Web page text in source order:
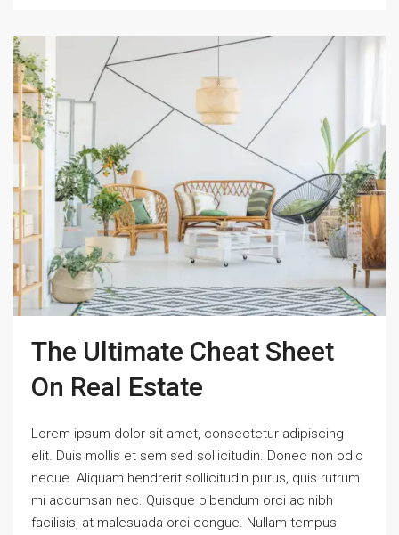
The Ultimate Cheat Sheet
On Real Estate
Lorem ipsum dolor sit amet, consectetur adipiscing
elit. Duis mollis et sem sed sollicitudin. Donec non odio
neque. Aliquam hendrerit sollicitudin purus, quis rutrum
mi accumsan nec. Quisque bibendum orci ac nibh
facilisis, at malesuada orci congue. Nullam tempus